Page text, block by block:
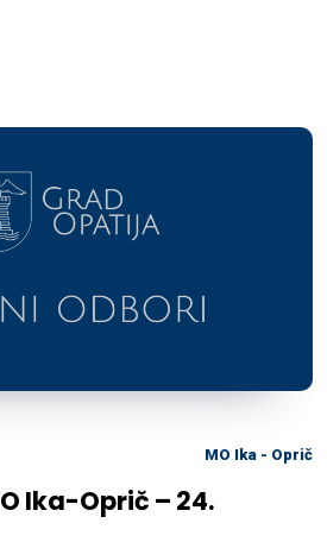
MO Ika - Oprič
Ika-Oprič – 24.